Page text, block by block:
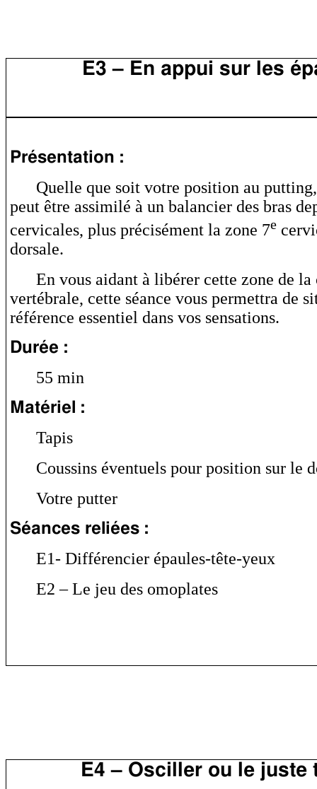
E3 – En appui sur les
Présentation :
Quelle que soit votre position au
peut être assimilé à un balancier des bras
cervicales, plus précisément la zone 7e
dorsale.
En vous aidant à libérer cette zone de la
vertébrale, cette séance vous permettra de
référence essentiel dans vos sensations.
Durée :
55 min
Matériel :
Tapis
Coussins éventuels pour position sur le
Votre putter
Séances reliées :
E1- Différencier épaules-tête-yeux
E2 – Le jeu des omoplates
E4 – Osciller ou le juste